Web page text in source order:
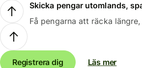
Skicka pengar utomlands,
Få pengarna att räcka
Registrera dig Läs mer